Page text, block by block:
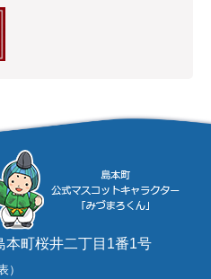
本町桜井二丁目1番1号
）